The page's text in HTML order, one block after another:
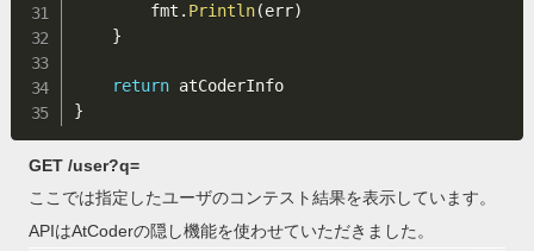
        fmt
. Println(err)
}
return
}
GET /user?q=
ここでは指定したユーザのコンテスト結果を表示しています。
APIはAtCoderの隠し機能を使わせていただきました。